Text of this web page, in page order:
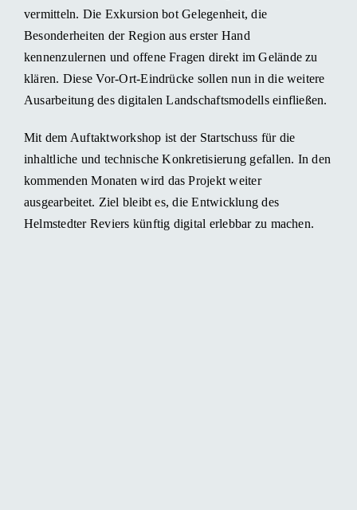
vermitteln. Die Exkursion bot Gelegenheit, die
Besonderheiten der Region aus erster Hand
kennenzulernen und offene Fragen direkt im Gelände zu
klären. Diese Vor-Ort-Eindrücke sollen nun in die weitere
Ausarbeitung des digitalen Landschaftsmodells einfließen.
Mit dem Auftaktworkshop ist der Startschuss für die
inhaltliche und technische Konkretisierung gefallen. In den
kommenden Monaten wird das Projekt weiter
ausgearbeitet. Ziel bleibt es, die Entwicklung des
Helmstedter Reviers künftig digital erlebbar zu machen.